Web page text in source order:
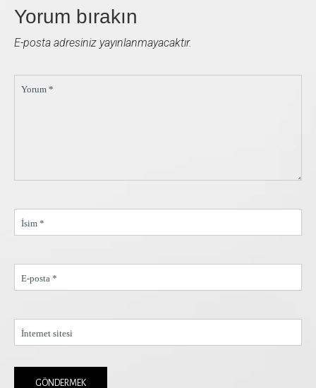
Yorum bırakın
E-posta adresiniz yayınlanmayacaktır.
Yorum *
İsim *
E-posta *
İnternet sitesi